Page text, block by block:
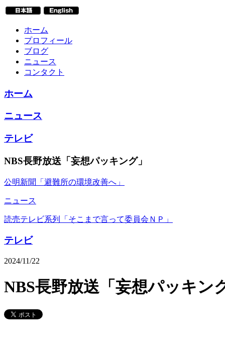
ホーム
プロフィール
ブログ
ニュース
コンタクト
ホーム
ニュース
テレビ
NBS長野放送「妄想パッキング」
公明新聞「避難所の環境改善へ」
ニュース
読売テレビ系列「そこまで言って委員会ＮＰ」
テレビ
2024/11/22
NBS長野放送「妄想パッキン